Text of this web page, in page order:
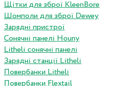
Щітки для зброї KleenBore
Шомполи для зброї Dewey
Зарядні пристрої
Сонячні панелі Houny
Litheli сонячні панелі
Зарядні станції Litheli
Повербанки Litheli
Повербанки Flextail